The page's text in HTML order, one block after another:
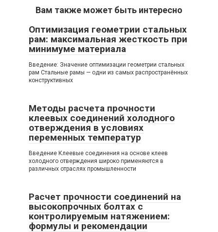
Вам также может быть интересно
Оптимизация геометрии стальных
рам: максимальная жесткость при
минимуме материала
Введение: Значение оптимизации геометрии стальных
рам Стальные рамы — одни из самых распространённых
конструктивных
Методы расчета прочности
клеевых соединений холодного
отверждения в условиях
переменных температур
Введение Клеевые соединения на основе клеев
холодного отверждения широко применяются в
различных отраслях промышленности
Расчет прочности соединений на
высокопрочных болтах с
контролируемым натяжением:
формулы и рекомендации